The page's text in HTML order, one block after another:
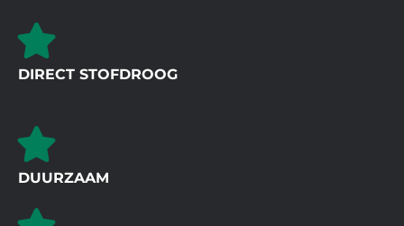
DIRECT STOFDROOG
DUURZAAM